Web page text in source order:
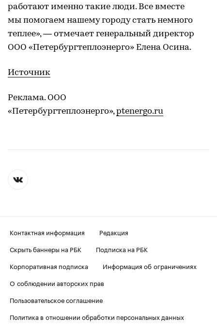
работают именно такие люди. Все вместе
мы помогаем нашему городу стать немного
теплее», — отмечает генеральный директор
ООО «Петербургтеплоэнерго» Елена Осина.
Источник
Реклама. ООО
«Петербургтеплоэнерго»,ptenergo.ru
Контактная информация
Редакция
Скрыть баннеры на РБК
Подписка на РБК
Корпоративная подписка
Информация об ограничениях
О соблюдении авторских прав
Пользовательское соглашение
Политика в отношении обработки персональных данных